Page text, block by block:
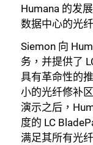
Humana 的发
数据中心的光
Siemon 向
务，并提供了
具有革命性的
小的光纤修补
演示之后，
度的 LC
满足其所有光